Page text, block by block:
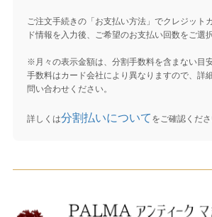
ご注文手続きの「お支払い方法」でクレジット
ド情報を入力後、ご希望のお支払い回数をご選
※月々の表示金額は、分割手数料を含まない目
手数料はカード会社により異なりますので、詳
問い合わせください。
詳しくは分割払いについて をご確認くださ